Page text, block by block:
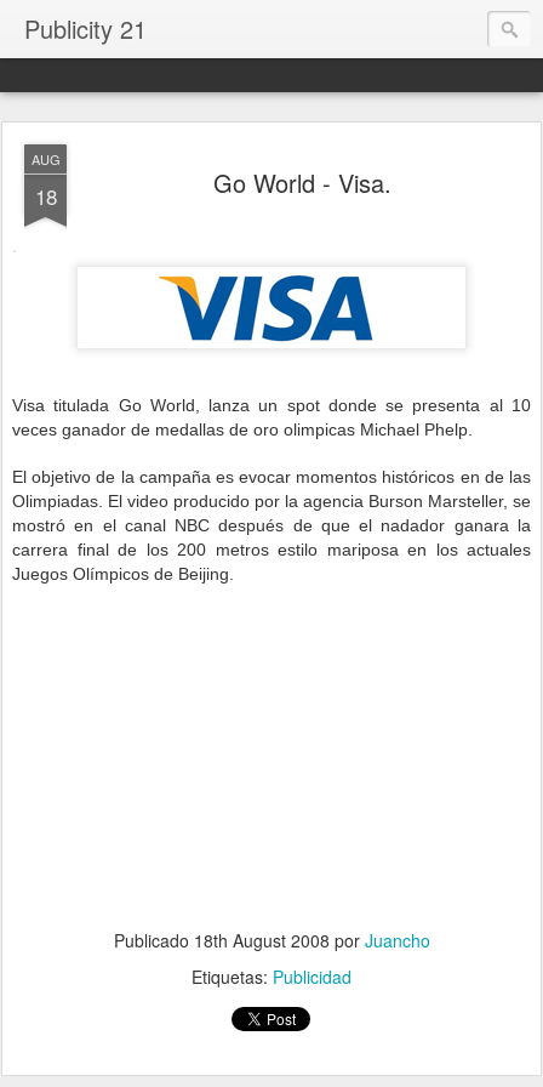
Publicity 21
AUG
18 Go World - Visa.
.
Visa titulada Go World, lanza un spot donde se presenta al 10
veces ganador de medallas de oro olimpicas Michael Phelp.
El objetivo de la campaña es evocar momentos históricos en de las
Olimpiadas. El video producido por la agencia Burson Marsteller, se
mostró en el canal NBC después de que el nadador ganara la
carrera final de los 200 metros estilo mariposa en los actuales
Juegos Olímpicos de Beijing.
Publicado 18th August 2008 por Juancho
Etiquetas: Publicidad